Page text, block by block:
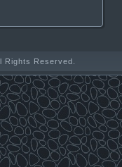
Rights Reserved.